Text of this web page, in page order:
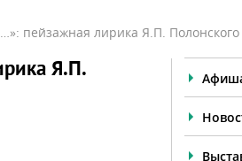
пейзажная лирика Я.П. Полонского
Я.П.